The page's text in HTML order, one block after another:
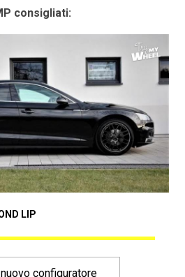
consigliati:
LIP
configuratore